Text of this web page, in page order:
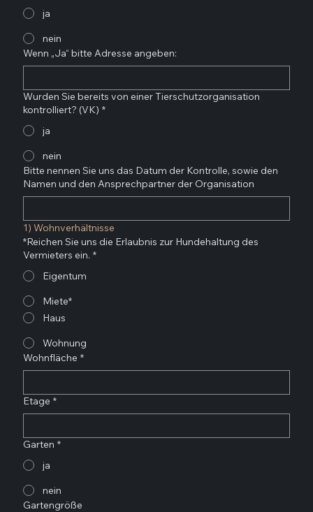
ja
nein
Wenn „Ja“ bitte Adresse angeben:
Wurden Sie bereits von einer Tierschutzorganisation
kontrolliert? (VK) *
ja
nein
Bitte nennen Sie uns das Datum der Kontrolle, sowie den
Namen und den Ansprechpartner der Organisation
1) Wohnverhältnisse
*Reichen Sie uns die Erlaubnis zur Hundehaltung des
Vermieters ein. *
Eigentum
Miete*
Haus
Wohnung
Wohnfläche *
Etage *
Garten *
ja
nein
Gartengröße